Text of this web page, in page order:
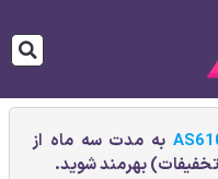
به مدت سه ماه از
بهرمند شوید.